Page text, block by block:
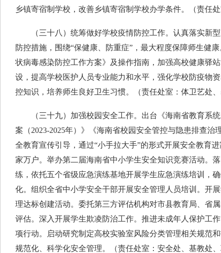
乡镇寄宿制学校，改善乡镇寄宿制学校办学条件。（责任
（三十八）统筹做好学校疫情防控工作。认真落实新型
防控措施，围绕“保健康、防重症”，最大程度保障师生健
状病毒感染防控工作方案》及操作指南，加强高校健康驿
设，提高学校医护人员专业能力和水平，强化学校防疫物
控知识，培养师生良好卫生习惯。（责任处室：体卫艺处
（三十九）加强校园安全工作。出台《海南省教育系统
案（2023-2025年）》《海南省校园安全管控与隐患排查治
全教育宣传引导，通过“小手拉大手”的形式开展安全教育
家万户。举办第二届海南省中小学生安全知识竞赛活动。
练，依托五个省级应急演练基地开展学生应急演练培训，
化。组织全省中小学安全干部开展安全管理人员培训。开
理达标创建活动。委托第三方评估机构对市县教育局、省
评估。深入开展学生欺凌防治工作。推进未成年人保护工
项行动。启动研究制定高校实验室风险分类管理相关规范
规范化、科学化安全管理。（责任处室：安全处、基教处